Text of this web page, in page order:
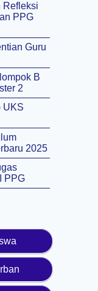
Refleksi
PPG
Guru
B
2
UKS
2025
PPG